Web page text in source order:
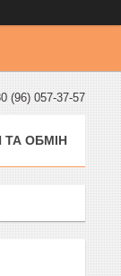
(96) 057-37-57
ТА ОБМІН